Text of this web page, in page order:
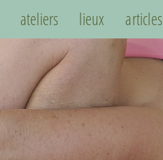
ateliers lieux articles